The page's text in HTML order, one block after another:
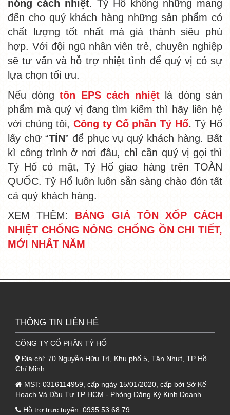
nóng cách nhiệt. Tỷ Hổ không những mang
đến cho quý khách hàng những sản phẩm có
chất lượng tốt nhất mà giá thành siêu phù
hợp. Với đội ngũ nhân viên trẻ, chuyên nghiệp
sẽ tư vấn và hỗ trợ nhiệt tình để quý vị có sự
lựa chọn tối ưu.
Nếu dòng tôn EPS cách nhiệtlà dòng sản
phẩm mà quý vị đang tìm kiếm thì hãy liên hệ
với chúng tôi,Công ty Cổ phần Tỷ Hổ. Tỷ Hổ
lấy chữ “TÍN” để phục vụ quý khách hàng. Bất
kì công trình ở nơi đâu, chỉ cần quý vị gọi thì
Tỷ Hổ có mặt, Tỷ Hổ giao hàng trên TOÀN
QUỐC. Tỷ Hổ luôn luôn sẵn sàng chào đón tất
cả quý khách hàng.
XEM THÊM: BẢNG GIÁ TÔN XỐP CÁCH
NHIỆT CHỐNG NÓNG CHỐNG ỒN CHI TIẾT,
MỚI NHẤT NĂM
THÔNG TIN LIÊN HỆ
CÔNG TY CỔ PHẦN TỶ HỔ
Địa chỉ: 70 Nguyễn Hữu Trí, Khu phố 5, Tân Nhựt, TP Hồ
Chí Minh
MST: 0316114959, cấp ngày 15/01/2020, cấp bởi Sở Kế
Hoạch Và Đầu Tư TP HCM - Phòng Đăng Ký Kinh Doanh
Hỗ trợ trực tuyến: 0935 53 68 79